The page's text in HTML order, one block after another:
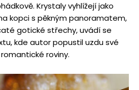
Krystaly vyhlížejí jako
kopci s pěkným panoramatem,
gotické střechy, uvádí se
kde autor popustil uzdu své
roviny.